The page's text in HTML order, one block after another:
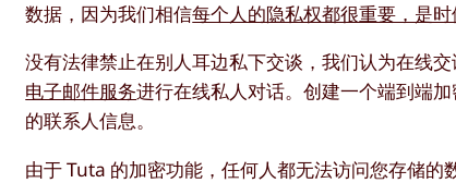
数据，因为我们相信每个人的隐私权都很重要，是
没有法律禁止在别人耳边私下交谈，我们认为在线
电子邮件服务进行在线私人对话。创建一个端到端
的联系人信息。
由于 Tuta 的加密功能，任何人都无法访问您存储